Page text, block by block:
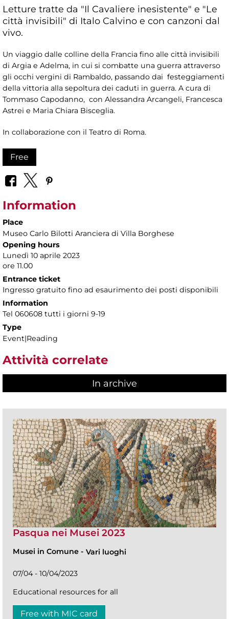
Letture tratte da "Il Cavaliere inesistente" e "Le
città invisibili" di Italo Calvino e con canzoni dal
vivo.
Un viaggio dalle colline della Francia fino alle città invisibili
di Argia e Adelma, in cui si combatte una guerra attraverso
gli occhi vergini di Rambaldo, passando dai festeggiamenti
della vittoria alla sepoltura dei caduti in guerra. A cura di
Tommaso Capodanno, con Alessandra Arcangeli, Francesca
Astrei e Maria Chiara Bisceglia.
In collaborazione con il Teatro di Roma.
Free
Information
Place
Museo Carlo Bilotti Aranciera di Villa Borghese
Opening hours
Lunedì 10 aprile 2023
ore 11.00
Entrance ticket
Ingresso gratuito fino ad esaurimento dei posti disponibili
Information
Tel 060608 tutti i giorni 9-19
Type
Event|Reading
Attività correlate
In archive
Pasqua nei Musei 2023
Musei in Comune - Vari luoghi
07/04 - 10/04/2023
Educational resources for all
Free with MIC card